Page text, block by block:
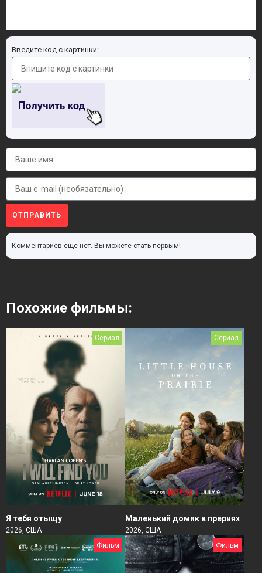
Введите код с картинки:
ОТПРАВИТЬ
Комментариев еще нет. Вы можете стать первым!
Похожие фильмы:
Сериал
Я тебя отыщу
2026, США
Сериал
Маленький домик в прериях
2026, США
Фильм
Фильм